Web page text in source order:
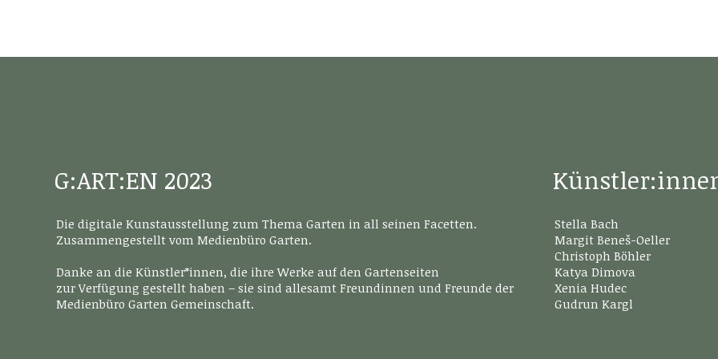
G:ART:EN 2023
Die digitale Kunstausstellung zum Thema Garten in all seinen Facetten.
Zusammengestellt vom Medienbüro Garten.
Danke an die Künstler*innen, die ihre Werke auf den Gartenseiten
zur Verfügung gestellt haben – sie sind allesamt Freundinnen und Freunde der
Medienbüro Garten Gemeinschaft.
Stella Bach
Margit Beneš-Oeller
Christoph Böhler
Katya Dimova
Xenia Hudec
Gudrun Kargl